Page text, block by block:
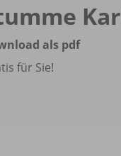
als pdf
für Sie!